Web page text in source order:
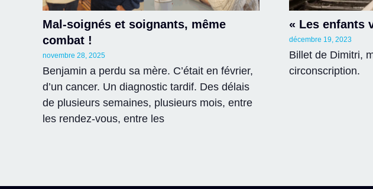
Mal-soignés et soignants, même
combat !
novembre 28, 2025
Benjamin a perdu sa mère. C’était en février,
d’un cancer. Un diagnostic tardif. Des délais
de plusieurs semaines, plusieurs mois, entre
les rendez-vous, entre les
« Les enfants
décembre 19, 2023
Billet de Dimitri,
circonscription.